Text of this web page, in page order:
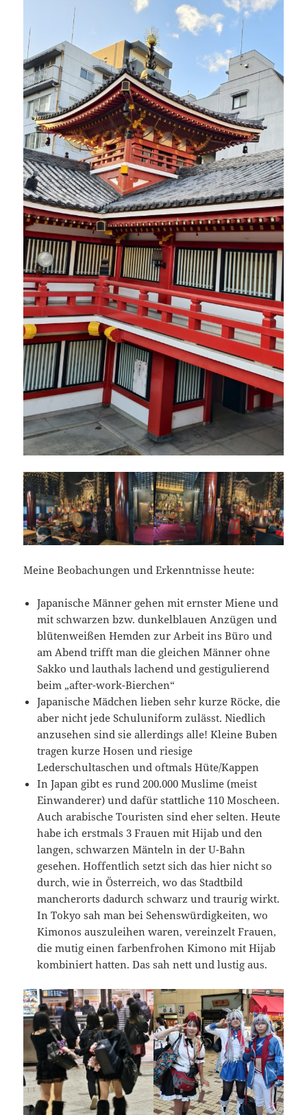
Meine Beobachungen und Erkenntnisse heute:
Japanische Männer gehen mit ernster Miene und
mit schwarzen bzw. dunkelblauen Anzügen und
blütenweißen Hemden zur Arbeit ins Büro und
am Abend trifft man die gleichen Männer ohne
Sakko und lauthals lachend und gestigulierend
beim „after-work-Bierchen“
Japanische Mädchen lieben sehr kurze Röcke, die
aber nicht jede Schuluniform zulässt. Niedlich
anzusehen sind sie allerdings alle! Kleine Buben
tragen kurze Hosen und riesige
Lederschultaschen und oftmals Hüte/Kappen
In Japan gibt es rund 200.000 Muslime (meist
Einwanderer) und dafür stattliche 110 Moscheen.
Auch arabische Touristen sind eher selten. Heute
habe ich erstmals 3 Frauen mit Hijab und den
langen, schwarzen Mänteln in der U-Bahn
gesehen. Hoffentlich setzt sich das hier nicht so
durch, wie in Österreich, wo das Stadtbild
mancherorts dadurch schwarz und traurig wirkt.
In Tokyo sah man bei Sehenswürdigkeiten, wo
Kimonos auszuleihen waren, vereinzelt Frauen,
die mutig einen farbenfrohen Kimono mit Hijab
kombiniert hatten. Das sah nett und lustig aus.